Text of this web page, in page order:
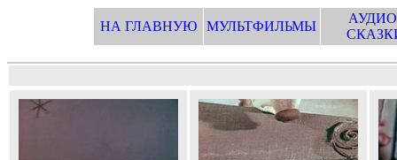
НА ГЛАВНУЮ МУЛЬТФИЛЬМЫ